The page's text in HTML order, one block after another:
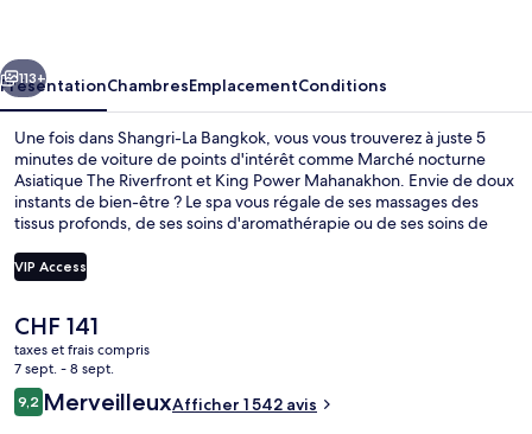
Suivant
113+
PrésentationChambresEmplacementConditions
Une fois dans Shangri-La Bangkok, vous vous trouverez à juste 5
minutes de voiture de points d'intérêt comme Marché nocturne
Asiatique The Riverfront et King Power Mahanakhon. Envie de doux
instants de bien-être ? Le spa vous régale de ses massages des
tissus profonds, de ses soins d'aromathérapie ou de ses soins de
l'établissement NEXT2 Cafe vous ouvre ses portes pour le petit
déjeuner, le déjeuner et le dîner et vous propose des spécialités
extérieures, un bar en bord de piscine et un centre de remise en
forme. Le personnel attentionné et le petit déjeuner remportent un
franc succès auprès des autres voyageurs. Les transports publics se
situent à une courte distance à pied : Station de BTS Saphan Taksin
est à 6 min et Station de métro Surasak, à 12 min.
VIP Access
Le
prix
actuel
est
de
CHF 141
taxes et frais compris
7 sept. - 8 sept.
Avis
voyageurs
9,29,2 sur 10
MerveilleuxAfficher 1 542 avis